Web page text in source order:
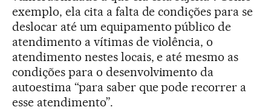
exemplo, ela cita a falta de condições para se
deslocar até um equipamento público de
atendimento a vítimas de violência, o
atendimento nestes locais, e até mesmo as
condições para o desenvolvimento da
autoestima “para saber que pode recorrer a
esse atendimento”.